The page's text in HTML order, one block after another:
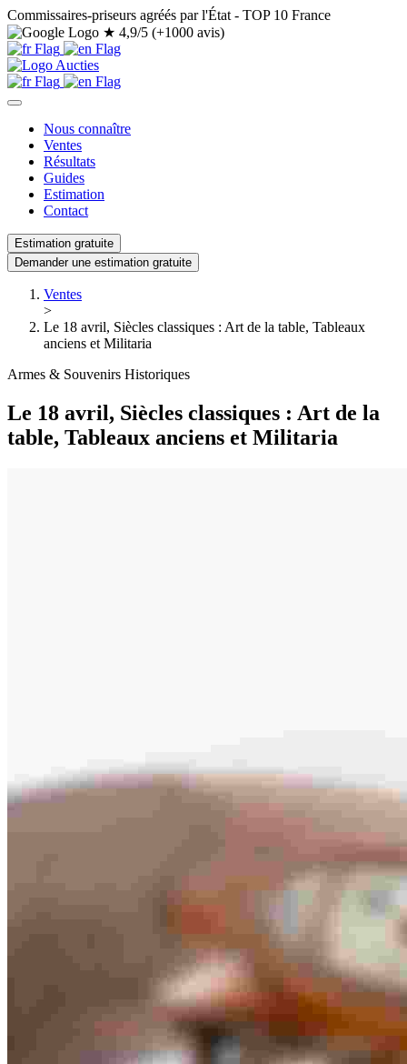
Commissaires-priseurs agréés par l'État - TOP 10 France
★ 4,9/5 (+1000 avis)
Nous connaître
Ventes
Résultats
Guides
Estimation
Contact
Estimation gratuite
Demander une estimation gratuite
Ventes
>
Le 18 avril, Siècles classiques : Art de la table, Tableaux
anciens et Militaria
Armes & Souvenirs Historiques
Le 18 avril, Siècles classiques : Art de la
table, Tableaux anciens et Militaria